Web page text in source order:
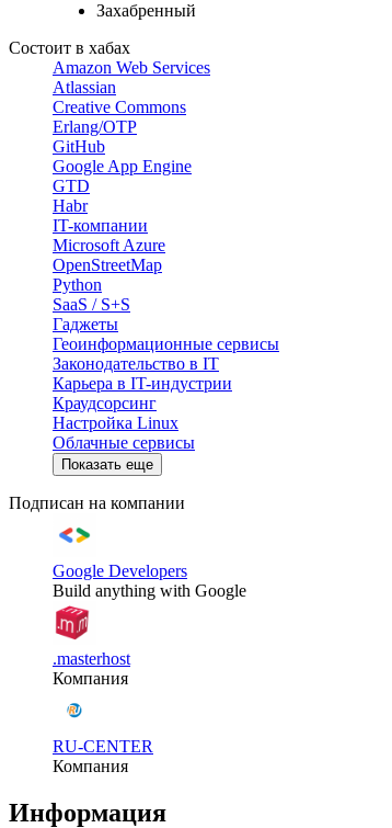
Захабренный
Состоит в хабах
Amazon Web Services
Atlassian
Creative Commons
Erlang/OTP
GitHub
Google App Engine
GTD
Habr
IT-компании
Microsoft Azure
OpenStreetMap
Python
SaaS / S+S
Гаджеты
Геоинформационные сервисы
Законодательство в IT
Карьера в IT-индустрии
Краудсорсинг
Настройка Linux
Облачные сервисы
Показать еще
Подписан на компании
Google Developers
Build anything with Google
.masterhost
Компания
RU-CENTER
Компания
Информация